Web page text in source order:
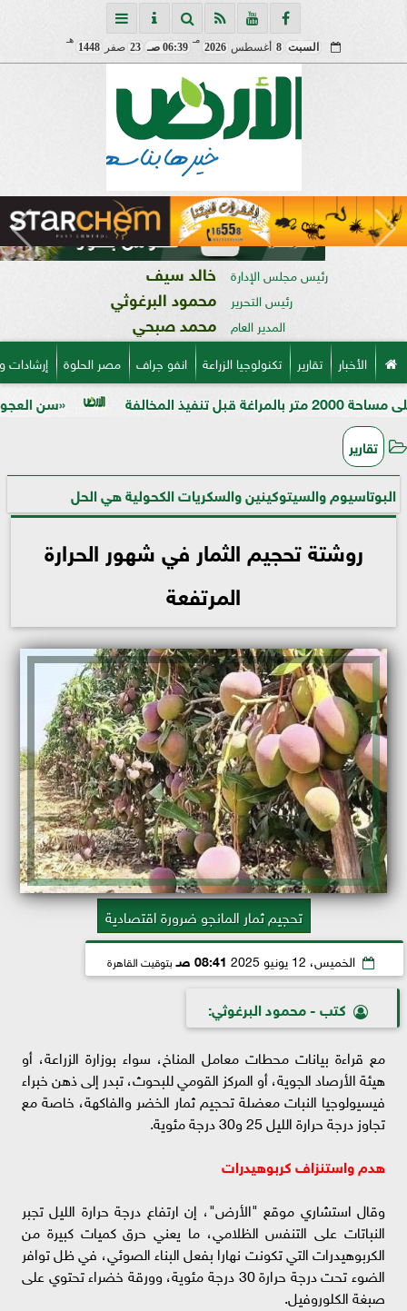
السبت 8 أغسطس 2026
مـ
06:39 صـ 23 صفر 1448
هـ
رئيس مجلس الإدارة خالد سيف
رئيس التحرير محمود البرغوثي
المدير العام محمد صبحي
الأخبار تقارير تكنولوجيا الزراعة انفو جراف مصر الحلوة
«سن العجوز» في الذرة
تقارير
البوتاسيوم والسيتوكينين والسكريات الكحولية هي الحل
روشتة تحجيم الثمار في شهور الحرارة
المرتفعة
تحجيم ثمار المانجو ضرورة اقتصادية
الخميس، 12 يونيو 2025 08:41 صـ بتوقيت القاهرة
كتب - محمود البرغوثي:
مع قراءة بيانات محطات معامل المناخ، سواء بوزارة الزراعة، أو
هيئة الأرصاد الجوية، أو المركز القومي للبحوث، تبدر إلى ذهن خبراء
فيسيولوجيا النبات معضلة تحجيم ثمار الخضر والفاكهة، خاصة مع
تجاوز درجة حرارة الليل 25 و30 درجة مئوية.
هدم واستنزاف كربوهيدرات
وقال استشاري موقع "الأرض"، إن ارتفاع درجة حرارة الليل تجبر
النباتات على التنفس الظلامي، ما يعني حرق كميات كبيرة من
الكربوهيدرات التي تكونت نهارا بفعل البناء الصوئي، في ظل توافر
الضوء تحت درجة حرارة 30 درجة مئوية، وورقة خضراء تحتوي على
صبغة الكلوروفيل.